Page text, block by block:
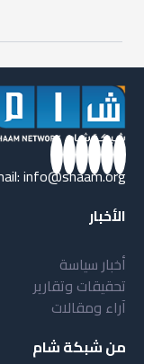
info@shaam.org
الأخبار
أخبار سياسة
تحقيقات وتقارير
آراء ومقالات
من شبكة شام